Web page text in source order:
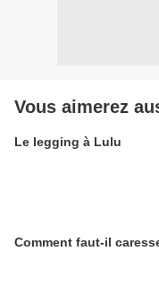
Vous aimerez
Le legging à Lulu
Comment faut-il